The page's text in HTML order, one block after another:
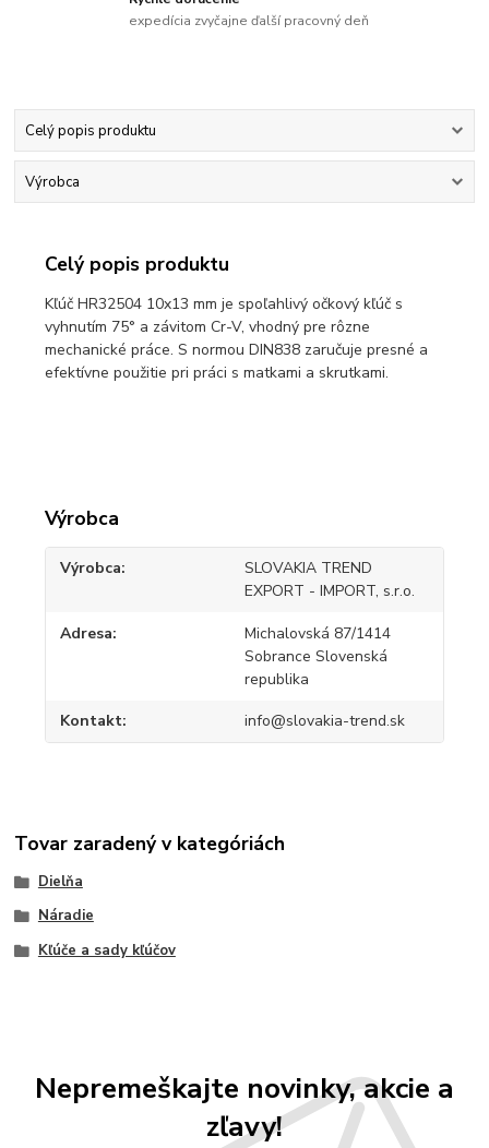
expedícia zvyčajne ďalší pracovný deň
Celý popis produktu
Výrobca
Celý popis produktu
Kľúč HR32504 10x13 mm je spoľahlivý očkový kľúč s
vyhnutím 75° a závitom Cr-V, vhodný pre rôzne
mechanické práce. S normou DIN838 zaručuje presné a
efektívne použitie pri práci s matkami a skrutkami.
Výrobca
Výrobca
SLOVAKIA TREND
EXPORT - IMPORT, s.r.o.
Adresa
Michalovská 87/1414
Sobrance Slovenská
republika
Kontakt info@slovakia-trend.sk
Tovar zaradený v kategóriách
Dielňa
Náradie
Kľúče a sady kľúčov
Nepremeškajte novinky, akcie a
zľavy!